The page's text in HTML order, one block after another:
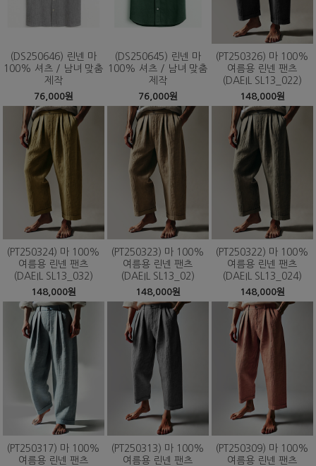
(DS250646) 린넨 마
100% 셔츠 / 남녀 맞춤
제작
76,000원
(DS250645) 린넨 마
100% 셔츠 / 남녀 맞춤
제작
76,000원
(PT250326) 마 100%
여름용 린넨 팬츠
(DAEIL SL13_022)
148,000원
(PT250324) 마 100%
여름용 린넨 팬츠
(DAEIL SL13_032)
148,000원
(PT250323) 마 100%
여름용 린넨 팬츠
(DAEIL SL13_02)
148,000원
(PT250322) 마 100%
여름용 린넨 팬츠
(DAEIL SL13_024)
148,000원
(PT250317) 마 100%
여름용 린넨 팬츠
(PT250313) 마 100%
여름용 린넨 팬츠
(PT250309) 마 100%
여름용 린넨 팬츠